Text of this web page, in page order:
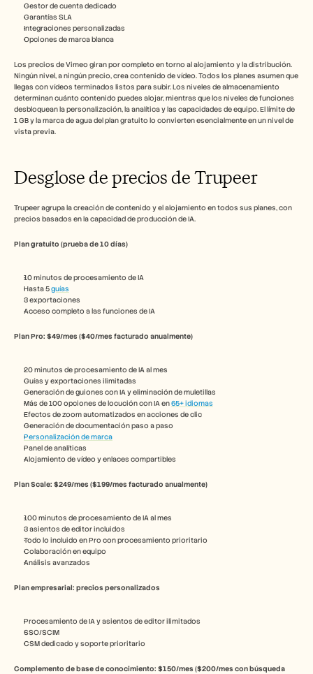
Gestor de cuenta dedicado
Garantías SLA
Integraciones personalizadas
Opciones de marca blanca
Los precios de Vimeo giran por completo en torno al alojamiento y la distribución.
Ningún nivel, a ningún precio, crea contenido de vídeo. Todos los planes asumen que
llegas con vídeos terminados listos para subir. Los niveles de almacenamiento
determinan cuánto contenido puedes alojar, mientras que los niveles de funciones
desbloquean la personalización, la analítica y las capacidades de equipo. El límite de
1 GB y la marca de agua del plan gratuito lo convierten esencialmente en un nivel de
vista previa.
Desglose de precios de Trupeer
Trupeer agrupa la creación de contenido y el alojamiento en todos sus planes, con
precios basados en la capacidad de producción de IA.
Plan gratuito (prueba de 10 días)
10 minutos de procesamiento de IA
Hasta 5 guías
3 exportaciones
Acceso completo a las funciones de IA
Plan Pro: $49/mes ($40/mes facturado anualmente)
20 minutos de procesamiento de IA al mes
Guías y exportaciones ilimitadas
Generación de guiones con IA y eliminación de muletillas
Más de 100 opciones de locución con IA en 65+ idiomas
Efectos de zoom automatizados en acciones de clic
Generación de documentación paso a paso
Personalización de marca
Panel de analíticas
Alojamiento de vídeo y enlaces compartibles
Plan Scale: $249/mes ($199/mes facturado anualmente)
100 minutos de procesamiento de IA al mes
3 asientos de editor incluidos
Todo lo incluido en Pro con procesamiento prioritario
Colaboración en equipo
Análisis avanzados
Plan empresarial: precios personalizados
Procesamiento de IA y asientos de editor ilimitados
SSO/SCIM
CSM dedicado y soporte prioritario
Complemento de base de conocimiento: $150/mes ($200/mes con búsqueda